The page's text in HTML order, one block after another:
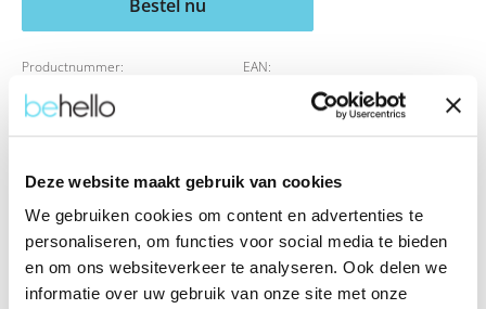
Deze website maakt gebruik van cookies
We gebruiken cookies om content en advertenties te
personaliseren, om functies voor social media te bieden
en om ons websiteverkeer te analyseren. Ook delen we
informatie over uw gebruik van onze site met onze
Bestel nu
Productnummer:
BEHGAD00012
EAN:
8719075552216
Merk:
BeHello
Beschrijving
Eigenschappen